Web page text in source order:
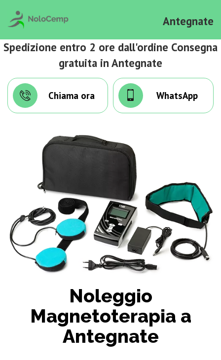
Antegnate
Spedizione entro 2 ore dall'ordine Consegna
gratuita in Antegnate
Chiama ora WhatsApp
Noleggio
Magnetoterapia a
Antegnate